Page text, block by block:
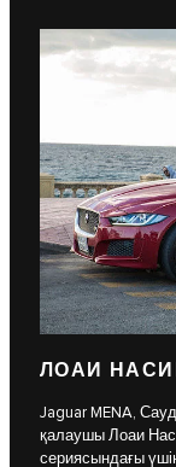
ЛОАИ
Jaguar MENA,
қалаушы Лоаи
сериясындағы